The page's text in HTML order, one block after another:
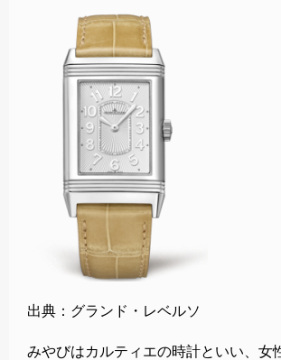
出典：グランド・レベルソ
みやびはカルティエの時計といい、女